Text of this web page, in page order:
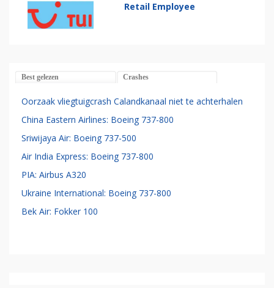
Retail Employee
Best gelezen Crashes
Oorzaak vliegtuigcrash Calandkanaal niet te achterhalen
China Eastern Airlines: Boeing 737-800
Sriwijaya Air: Boeing 737-500
Air India Express: Boeing 737-800
PIA: Airbus A320
Ukraine International: Boeing 737-800
Bek Air: Fokker 100